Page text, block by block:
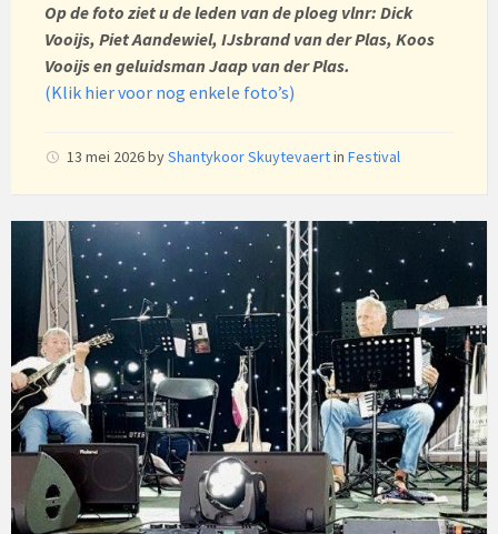
Op de foto ziet u de leden van de ploeg vlnr: Dick
Vooijs, Piet Aandewiel, IJsbrand van der Plas, Koos
Vooijs en geluidsman Jaap van der Plas.
(Klik hier voor nog enkele foto’s)
13 mei 2026byShantykoor Skuytevaertin Festival